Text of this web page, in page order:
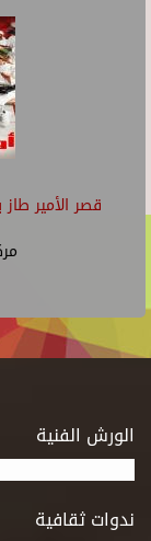
قصر الأمير
الورش الفنية
ندوات ثقافية